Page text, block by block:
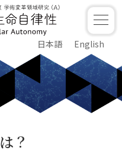
English
日本語
？